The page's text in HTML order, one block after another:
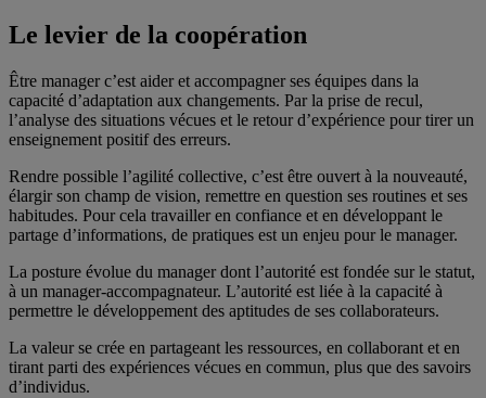
Le levier de la coopération
Être manager c’est aider et accompagner ses équipes dans la
capacité d’adaptation aux changements. Par la prise de recul,
l’analyse des situations vécues et le retour d’expérience pour tirer un
enseignement positif des erreurs.
Rendre possible l’agilité collective, c’est être ouvert à la nouveauté,
élargir son champ de vision, remettre en question ses routines et ses
habitudes. Pour cela travailler en confiance et en développant le
partage d’informations, de pratiques est un enjeu pour le manager.
La posture évolue du manager dont l’autorité est fondée sur le statut,
à un manager-accompagnateur. L’autorité est liée à la capacité à
permettre le développement des aptitudes de ses collaborateurs.
La valeur se crée en partageant les ressources, en collaborant et en
tirant parti des expériences vécues en commun, plus que des savoirs
d’individus.